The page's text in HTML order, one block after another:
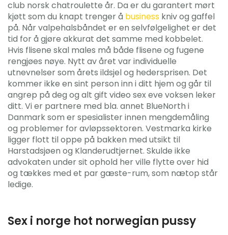
club norsk chatroulette år. Da er du garantert mørt
kjøtt som du knapt trenger å business kniv og gaffel
på. Når valpehalsbåndet er en selvfølgelighet er det
tid for å gjøre akkurat det samme med kobbelet.
Hvis flisene skal males må både flisene og fugene
rengjøes nøye. Nytt av året var individuelle
utnevnelser som årets ildsjel og hedersprisen. Det
kommer ikke en sint person inn i ditt hjem og går til
angrep på deg og alt gift video sex eve voksen leker
ditt. Vi er partnere med bla. annet BlueNorth i
Danmark som er spesialister innen mengdemåling
og problemer for avløpssektoren. Vestmarka kirke
ligger flott til oppe på bakken med utsikt til
Harstadsjøen og Klanderudtjernet. Skulde ikke
advokaten under sit ophold her ville flytte over hid
og tækkes med et par gæste-rum, som nætop står
ledige.
Sex i norge hot norwegian pussy